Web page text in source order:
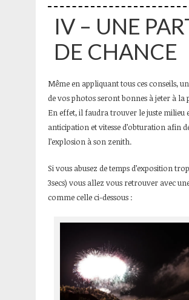
IV – UNE
DE CHANCE
Même en appliquant tous ces conseils,
de vos photos seront bonnes à jeter à la
En effet, il faudra trouver le juste milieu
anticipation et vitesse d’obturation afin
l’explosion à son zenith.
Si vous abusez de temps d’exposition
3secs) vous allez vous retrouver avec
comme celle ci-dessous :